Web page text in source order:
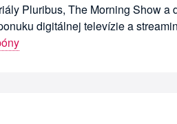
Pluribus, The Morning Show a
digitálnej televízie a